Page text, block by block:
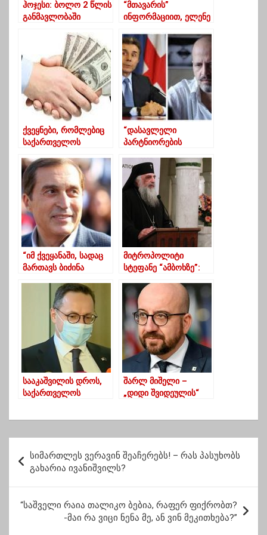
ჰოჯესი: ბოლო 2 წლის
განმავლობაში
დასავლური
ინტეგრაციიდან უკან
დახევა დაიწყო
“მთავარის”
ინფორმაციით, ელენე
საქართველოს”
ტოვებს
ქვეყნები, რომლებიც
საქართველოს
ფინანსურად
დაეხმარნენ
“დასავლელი
პარტნიორების
გამოიხატა
საერთაშორისო
სანქციებში
ივანიშვილისა და მისი
კლანის წინააღმდეგ,
ამ მხარდაჭერას
ეფექტი არ ექნება”
“იმ ქვეყანაში, სადაც
მართავს ბიძინა
მიტროპოლიტი
სტეფანე “ამბოხზე”:
მოინანიონ, ამისთვის
ვადას ვაძლევ”
სააკაშვილის დროს,
საქართველოს
იმართებოდა –
პავილიონისი
შარლ მიშელი –
„დიდი შვიდეულის“
შეხედულებებს
იზიარებენ
ო
ს
ტ
სიმართლეს ვერავინ შეაჩერებს! – რას პასუხობს
გახარია ივანიშვილს?
“საშველი რაია თალიკო ბებია, რაფერ ფიქრობთ?
-მაი რა ვიცი ნენა მე, ან ვინ მეკითხება?”